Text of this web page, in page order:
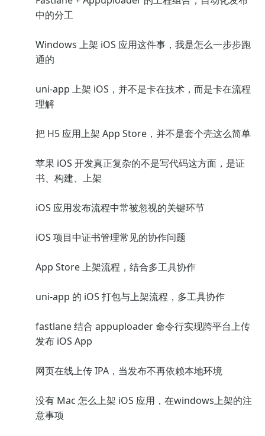
中的分工
Windows 上架 iOS 应用这件事，我是怎么一步步跑
通的
uni-app 上架 iOS，并不是卡在技术，而是卡在流程
理解
把 H5 应用上架 App Store，并不是套个壳这么简单
苹果 iOS 开发真正复杂的不是写代码这方面，是证
书、构建、上架
iOS 应用发布流程中常被忽视的关键环节
iOS 项目中证书管理常见的协作问题
App Store 上架流程，结合多工具协作
uni-app 的 iOS 打包与上架流程，多工具协作
fastlane 结合 appuploader 命令行实现跨平台上传
发布 iOS App
网页在线上传 IPA，当发布不再依赖本地环境
没有 Mac 怎么上架 iOS 应用，在windows上架的注
意事项